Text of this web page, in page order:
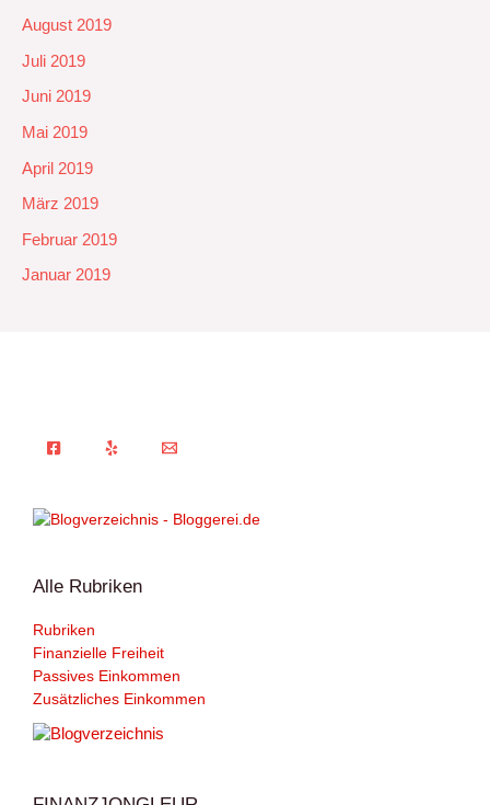
August 2019
Juli 2019
Juni 2019
Mai 2019
April 2019
März 2019
Februar 2019
Januar 2019
Alle Rubriken
Rubriken
Finanzielle Freiheit
Passives Einkommen
Zusätzliches Einkommen